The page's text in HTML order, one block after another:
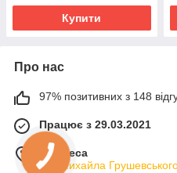
Купити
Про нас
97% позитивних з 148
Працює з 29.03.2021
м. Одеса
вул.Михайла